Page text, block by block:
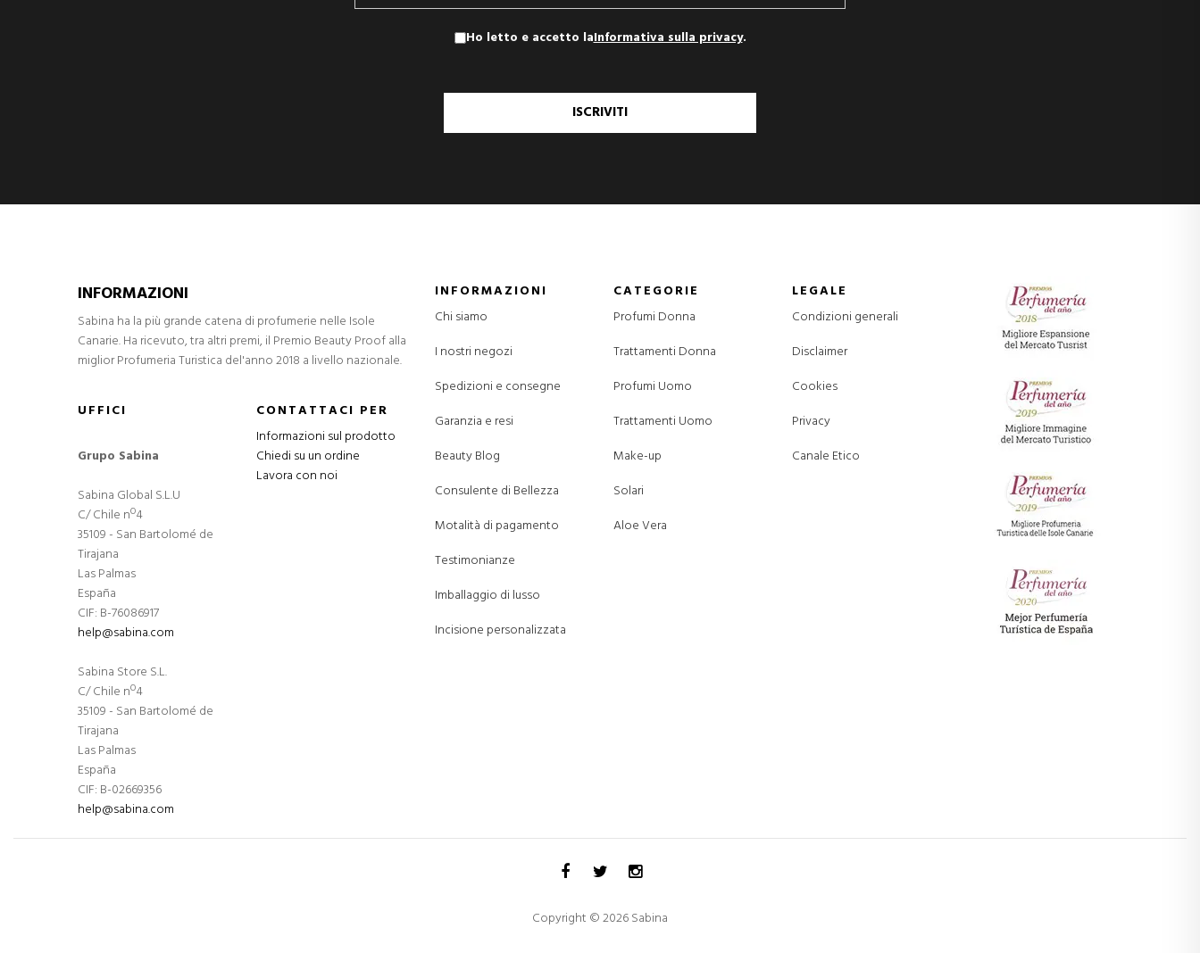
Ho letto e accetto laInformativa sulla privacy.
ISCRIVITI
INFORMAZIONI
Sabina ha la più grande catena di profumerie nelle Isole
Canarie. Ha ricevuto, tra altri premi, il Premio Beauty Proof alla
miglior Profumeria Turistica del'anno 2018 a livello nazionale.
UFFICI
Grupo Sabina
Sabina Global S.L.U
C/ Chile nº4
35109 - San Bartolomé de
Tirajana
Las Palmas
España
CIF: B-76086917
help@sabina.com
Sabina Store S.L.
C/ Chile nº4
35109 - San Bartolomé de
Tirajana
Las Palmas
España
CIF: B-02669356
help@sabina.com
CONTATTACI PER
Informazioni sul prodotto
Chiedi su un ordine
Lavora con noi
INFORMAZIONI
Chi siamo
I nostri negozi
Spedizioni e consegne
Garanzia e resi
Beauty Blog
Consulente di Bellezza
Motalità di pagamento
Testimonianze
Imballaggio di lusso
Incisione personalizzata
CATEGORIE
Profumi Donna
Trattamenti Donna
Profumi Uomo
Trattamenti Uomo
Make-up
Solari
Aloe Vera
LEGALE
Condizioni generali
Disclaimer
Cookies
Privacy
Canale Etico
Copyright © 2026 Sabina